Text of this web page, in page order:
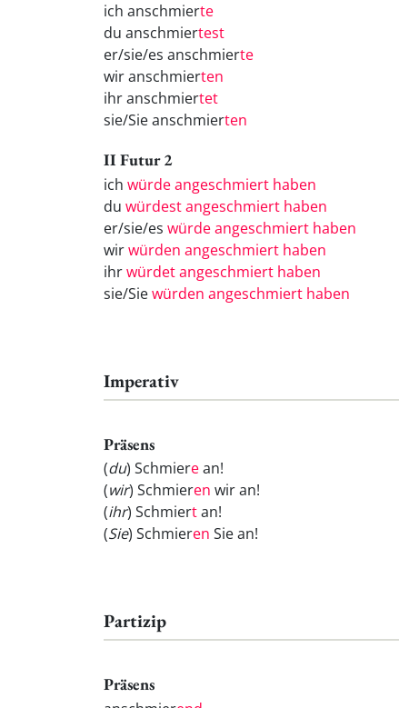
ich anschmierte
du anschmiertest
er/sie/es anschmierte
wir anschmierten
ihr anschmiertet
sie/Sie anschmierten
II Futur 2
ich würde angeschmiert haben
du würdest angeschmiert haben
er/sie/es würde angeschmiert haben
wirwürden angeschmiert haben
ihrwürdet angeschmiert haben
sie/Siewürden angeschmiert haben
Imperativ
Präsens
(du) Schmierean!
(wir) Schmieren wir an!
(ihr) Schmiertan!
(Sie) Schmieren Sie an!
Partizip
Präsens